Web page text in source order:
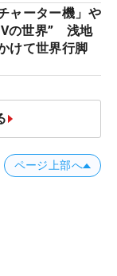
ャーター機」や
の世界” 浅地
けて世界行脚
ページ上部へ